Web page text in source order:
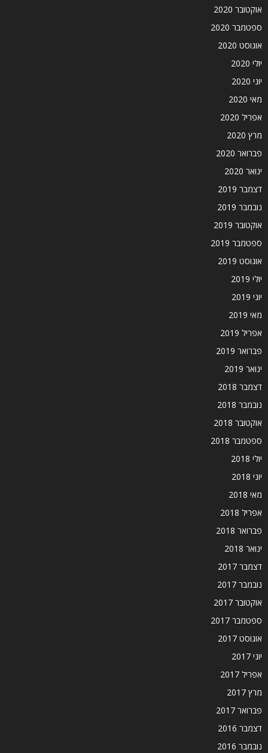
אוקטובר 2020
ספטמבר 2020
אוגוסט 2020
יולי 2020
יוני 2020
מאי 2020
אפריל 2020
מרץ 2020
פברואר 2020
ינואר 2020
דצמבר 2019
נובמבר 2019
אוקטובר 2019
ספטמבר 2019
אוגוסט 2019
יולי 2019
יוני 2019
מאי 2019
אפריל 2019
פברואר 2019
ינואר 2019
דצמבר 2018
נובמבר 2018
אוקטובר 2018
ספטמבר 2018
יולי 2018
יוני 2018
מאי 2018
אפריל 2018
פברואר 2018
ינואר 2018
דצמבר 2017
נובמבר 2017
אוקטובר 2017
ספטמבר 2017
אוגוסט 2017
יוני 2017
אפריל 2017
מרץ 2017
פברואר 2017
דצמבר 2016
נובמבר 2016